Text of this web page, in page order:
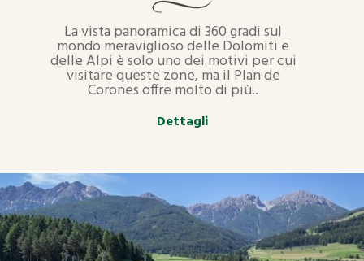
La vista panoramica di 360 gradi sul
mondo meraviglioso delle Dolomiti e
delle Alpi è solo uno dei motivi per cui
visitare queste zone, ma il Plan de
Corones offre molto di più..
Dettagli